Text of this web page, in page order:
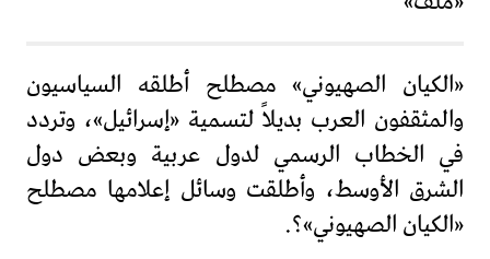
«الكيان الصهيوني» مصطلح أطلقه السياسيون
والمثقفون العرب بديلاً لتسمية «إسرائيل»، وتردد
في الخطاب الرسمي لدول عربية وبعض دول
الشرق الأوسط، وأطلقت وسائل إعلامها مصطلح
«الكيان الصهيوني»؟.